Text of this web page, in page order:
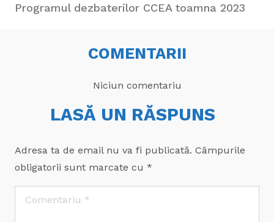
Programul dezbaterilor CCEA toamna 2023
COMENTARII
Niciun comentariu
LASĂ UN RĂSPUNS
Adresa ta de email nu va fi publicată. Câmpurile
obligatorii sunt marcate cu *